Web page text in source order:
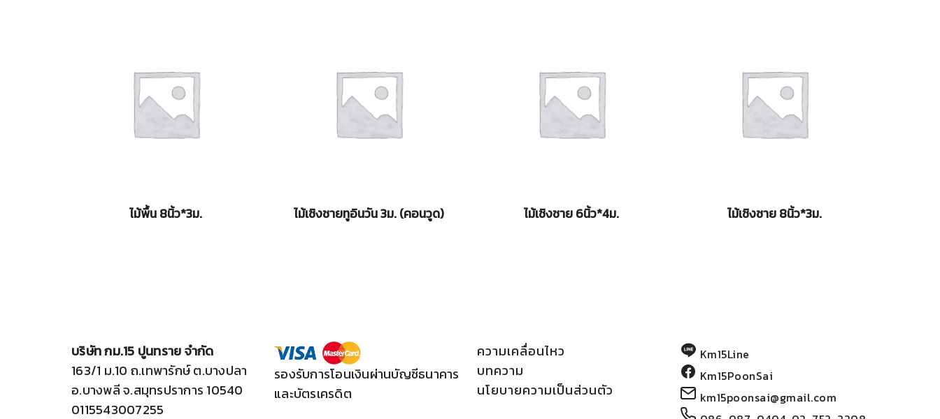
ไม้พื้น 8นิ้ว*3ม. ไม้เชิงชายทูอินวัน 3ม. (คอนวูด) ไม้เชิงชาย 6นิ้ว*4ม. ไม้เชิงชาย 8นิ้ว*3ม.
บริษัท กม.15 ปูนทราย จำกัด
163/1 ม.10 ถ.เทพารักษ์ ต.บางปลา
อ.บางพลี จ.สมุทรปราการ 10540
0115543007255
รองรับการโอนเงินผ่านบัญชีธนาคาร
และบัตรเครดิต
ความเคลื่อนไหว
บทความ
นโยบายความเป็นส่วนตัว
Km15Line
Km15PoonSai
km15poonsai@gmail.com